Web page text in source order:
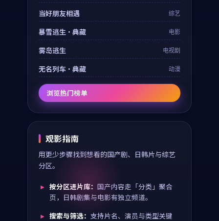
当好朋友相遇 综艺
暴雪逃生·典藏 电影
雾岛逃生 电视剧
无名列车·典藏 动漫
浏览热门榜单
观影指南
用更少步骤找到想看的国产剧、日韩片与综艺
分区。
按分区进片库： 国产内容走「分类」聚合
页，日韩剧集与电影有独立频道。
搜索与筛选： 支持片名、演员与类型关键